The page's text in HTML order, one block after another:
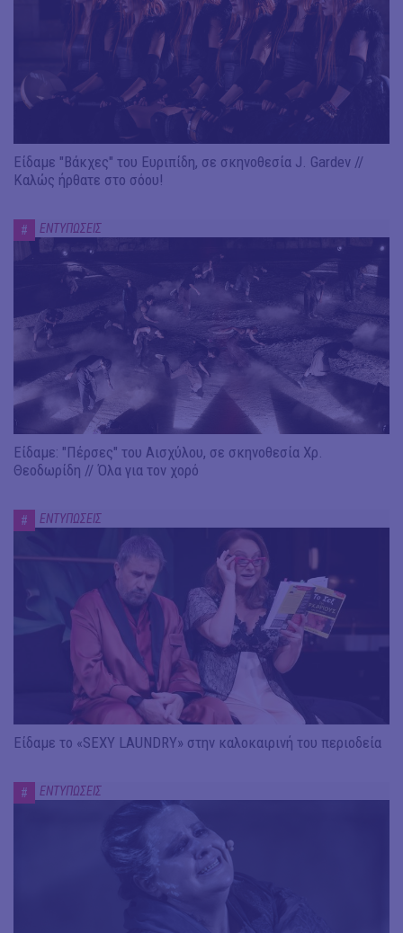
Είδαμε "Βάκχες" του Ευριπίδη, σε σκηνοθεσία J. Gardev //
Καλώς ήρθατε στο σόου!
# ΕΝΤΥΠΩΣΕΙΣ
Είδαμε: "Πέρσες" του Αισχύλου, σε σκηνοθεσία Χρ.
Θεοδωρίδη // Όλα για τον χορό
# ΕΝΤΥΠΩΣΕΙΣ
Είδαμε το «SEXY LAUNDRY» στην καλοκαιρινή του περιοδεία
# ΕΝΤΥΠΩΣΕΙΣ